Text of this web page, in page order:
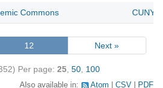
Commons CUNY
12 Next »
Per page: 25 50 100
Also available in: Atom CSV PDF